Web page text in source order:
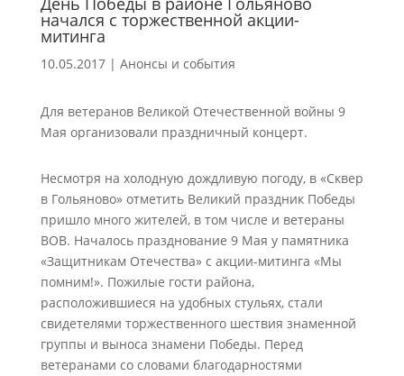
начался с торжественной акции-
митинга
10.05.2017| Анонсы и события
Для ветеранов Великой Отечественной войны 9
Мая организовали праздничный концерт.
Несмотря на холодную дождливую погоду, в «Сквер
в Гольяново» отметить Великий праздник Победы
пришло много жителей, в том числе и ветераны
ВОВ. Началось празднование 9 Мая у памятника
«Защитникам Отечества» с акции-митинга «Мы
помним!». Пожилые гости района,
расположившиеся на удобных стульях, стали
свидетелями торжественного шествия знаменной
группы и выноса знамени Победы. Перед
ветеранами со словами благодарностями